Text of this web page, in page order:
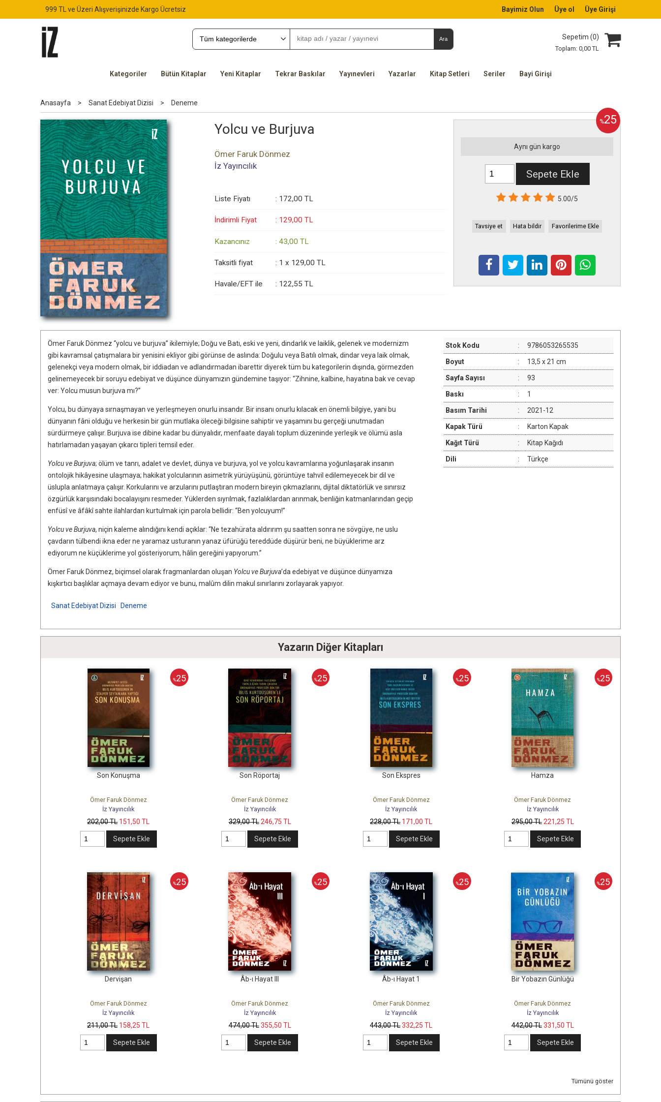
999 TL ve Üzeri Alışverişinizde Kargo Ücretsiz Bayimiz Olun Üye ol Üye Girişi
Ara Sepetim (0)
Toplam:0,00 TL
Kategoriler Bütün Kitaplar Yeni Kitaplar Tekrar Baskılar Yayınevleri Yazarlar Kitap Setleri Seriler Bayi Girişi
Anasayfa > Sanat Edebiyat Dizisi > Deneme
Yolcu ve Burjuva
Ömer Faruk Dönmez
İz Yayıncılık
Liste Fiyatı : 172,00 TL
İndirimli Fiyat : 129,00 TL
Kazancınız : 43,00 TL
Taksitli fiyat : 1 x 129,00 TL
Havale/EFT ile : 122,55 TL
%25
Aynı gün kargo
Sepete Ekle
5.00/5
Tavsiye et Hata bildir Favorilerime Ekle
Ömer Faruk Dönmez “yolcu ve burjuva” ikilemiyle; Doğu ve Batı, eski ve yeni, dindarlık ve laiklik, gelenek ve modernizm
gibi kavramsal çatışmalara bir yenisini ekliyor gibi görünse de aslında: Doğulu veya Batılı olmak, dindar veya laik olmak,
gelenekçi veya modern olmak, bir iddiadan ve adlandırmadan ibarettir diyerek tüm bu kategorilerin dışında, görmezden
gelinemeyecek bir soruyu edebiyat ve düşünce dünyamızın gündemine taşıyor: “Zihnine, kalbine, hayatına bak ve cevap
ver: Yolcu musun burjuva mı?”
Yolcu, bu dünyaya sırnaşmayan ve yerleşmeyen onurlu insandır. Bir insanı onurlu kılacak en önemli bilgiye, yani bu
dünyanın fâni olduğu ve herkesin bir gün mutlaka öleceği bilgisine sahiptir ve yaşamını bu gerçeği unutmadan
sürdürmeye çalışır. Burjuva ise dibine kadar bu dünyalıdır, menfaate dayalı toplum düzeninde yerleşik ve ölümü asla
hatırlamadan yaşayan çıkarcı tipleri temsil eder.
Yolcu ve Burjuva; ölüm ve tanrı, adalet ve devlet, dünya ve burjuva, yol ve yolcu kavramlarına yoğunlaşarak insanın
ontolojik hikâyesine ulaşmaya; hakikat yolcularının asimetrik yürüyüşünü, görüntüye tahvil edilemeyecek bir dil ve
üslupla anlatmaya çalışır. Korkularını ve arzularını putlaştıran modern bireyin çıkmazlarını, dijital diktatörlük ve sınırsız
özgürlük karşısındaki bocalayışını resmeder. Yüklerden sıyrılmak, fazlalıklardan arınmak, benliğin katmanlarından geçip
enfüsî ve âfâkî sahte ilahlardan kurtulmak için parola bellidir: “Ben yolcuyum!”
Yolcu ve Burjuva, niçin kaleme alındığını kendi açıklar: “Ne tezahürata aldırırım şu saatten sonra ne sövgüye, ne uslu
çavdarın tülbendi ikna eder ne yaramaz usturanın yanaz üfürüğü tereddüde düşürür beni, ne büyüklerime arz
ediyorum ne küçüklerime yol gösteriyorum, hâlin gereğini yapıyorum.”
Ömer Faruk Dönmez, biçimsel olarak fragmanlardan oluşan Yolcu ve Burjuva’da edebiyat ve düşünce dünyamıza
kışkırtıcı başlıklar açmaya devam ediyor ve bunu, malûm dilin makul sınırlarını zorlayarak yapıyor.
Stok Kodu : 9786053265535
Boyut : 13,5 x 21 cm
Sayfa Sayısı : 93
Baskı : 1
Basım Tarihi : 2021-12
Kapak Türü : Karton Kapak
Kağıt Türü : Kitap Kağıdı
Dili : Türkçe
Sanat Edebiyat Dizisi Deneme
Yazarın Diğer Kitapları
%25
Son Konuşma
Ömer Faruk Dönmez
İz Yayıncılık
202,00TL 151,50 TL
Sepete Ekle
%25
Son Röportaj
Ömer Faruk Dönmez
İz Yayıncılık
329,00TL 246,75 TL
Sepete Ekle
%25
Son Ekspres
Ömer Faruk Dönmez
İz Yayıncılık
228,00TL 171,00 TL
Sepete Ekle
%25
Hamza
Ömer Faruk Dönmez
İz Yayıncılık
295,00TL 221,25 TL
Sepete Ekle
%25
Dervişan
Ömer Faruk Dönmez
İz Yayıncılık
211,00TL 158,25 TL
Sepete Ekle
%25
Âb-ı Hayat III
Ömer Faruk Dönmez
İz Yayıncılık
474,00TL 355,50 TL
Sepete Ekle
%25
Âb-ı Hayat 1
Ömer Faruk Dönmez
İz Yayıncılık
443,00TL332,25 TL
Sepete Ekle
%25
Bir Yobazın Günlüğü
Ömer Faruk Dönmez
İz Yayıncılık
442,00TL 331,50 TL
Sepete Ekle
Tümünü göster